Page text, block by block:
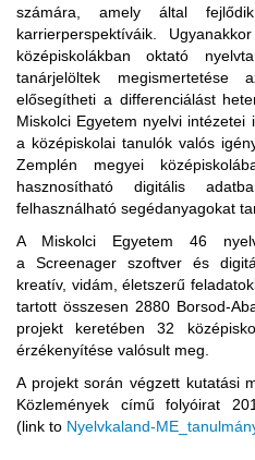
számára, amely által
karrierperspektíváik.
középiskolákban oktató
tanárjelöltek megismertetése
elősegítheti a differenciálást
Miskolci Egyetem nyelvi
a középiskolai tanulók valós
Zemplén megyei
hasznosítható digitális
felhasználható segédanyagokat
A Miskolci Egyetem 46
a Screenagerszoftver és
kreatív, vidám, életszerű
tartott összesen 2880 Borsod-
projekt keretében 32
érzékenyítése valósult meg.
A projekt során végzett kutatási
Közlemények című folyóirat
(link to Nyelvkaland-